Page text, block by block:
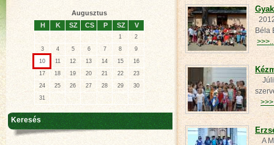
Béla
A
Augusztus
H
K SZ CS P SZ V
1
2
3
4 5 6 7 8
9
10
11 12 13 14 15
16
17
18 19 20 21 22
23
24
25 26 27 28 29
30
31
Keresés